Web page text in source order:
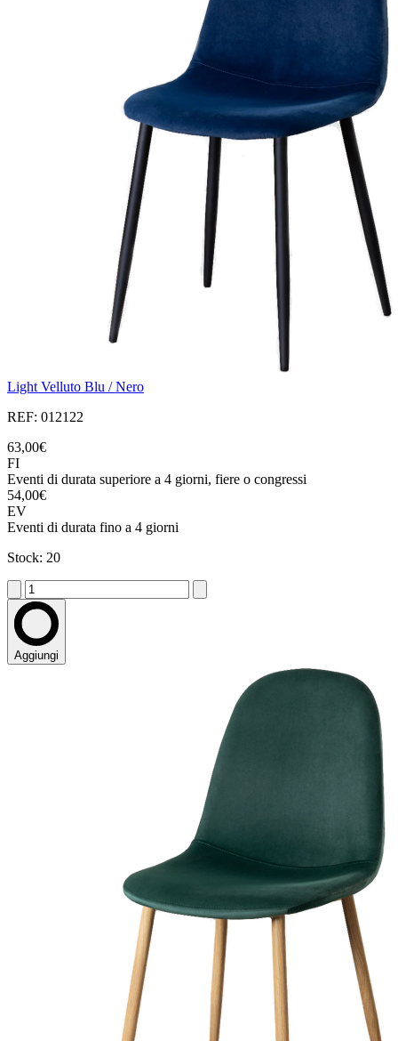
Light Velluto Blu / Nero
REF: 012122
63,00€
FI
Eventi di durata superiore a 4 giorni, fiere o congressi
54,00€
EV
Eventi di durata fino a 4 giorni
Stock: 20
Aggiungi